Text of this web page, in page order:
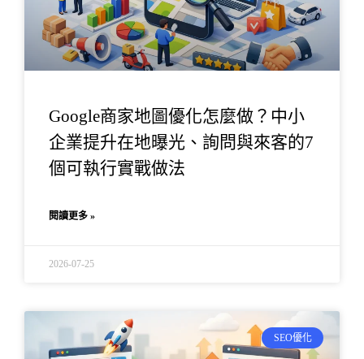
Google商家地圖優化怎麼做？中小
企業提升在地曝光、詢問與來客的7
個可執行實戰做法
閱讀更多 »
2026-07-25
SEO優化